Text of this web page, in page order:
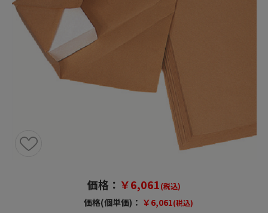
価格： ￥6,061(税込)
価格(個単価)： ￥6,061(税込)